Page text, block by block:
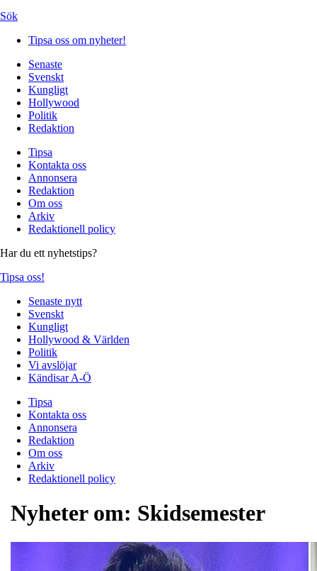
Sök
Tipsa oss om nyheter!
Senaste
Svenskt
Kungligt
Hollywood
Politik
Redaktion
Tipsa
Kontakta oss
Annonsera
Redaktion
Om oss
Arkiv
Redaktionell policy
Har du ett nyhetstips?
Tipsa oss!
Senaste nytt
Svenskt
Kungligt
Hollywood & Världen
Politik
Vi avslöjar
Kändisar A-Ö
Tipsa
Kontakta oss
Annonsera
Redaktion
Om oss
Arkiv
Redaktionell policy
Nyheter om: Skidsemester